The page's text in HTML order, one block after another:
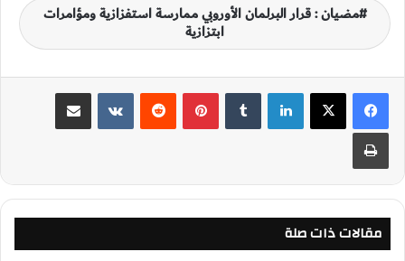
مضيان : قرار البرلمان الأوروبي ممارسة استفزازية ومؤامرات
ابتزازية
لينكدإن بينتيريست
مقالات ذات صلة